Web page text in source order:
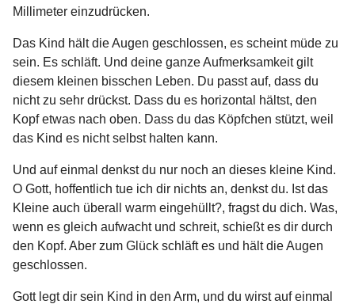
Millimeter einzudrücken.
Das Kind hält die Augen geschlossen, es scheint müde zu
sein. Es schläft. Und deine ganze Aufmerksamkeit gilt
diesem kleinen bisschen Leben. Du passt auf, dass du
nicht zu sehr drückst. Dass du es horizontal hältst, den
Kopf etwas nach oben. Dass du das Köpfchen stützt, weil
das Kind es nicht selbst halten kann.
Und auf einmal denkst du nur noch an dieses kleine Kind.
O Gott, hoffentlich tue ich dir nichts an, denkst du. Ist das
Kleine auch überall warm eingehüllt?, fragst du dich. Was,
wenn es gleich aufwacht und schreit, schießt es dir durch
den Kopf. Aber zum Glück schläft es und hält die Augen
geschlossen.
Gott legt dir sein Kind in den Arm, und du wirst auf einmal